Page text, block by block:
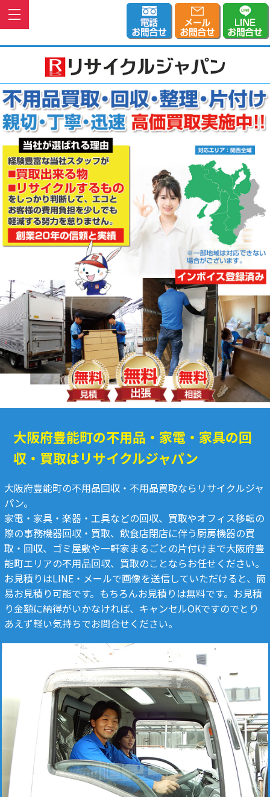
大阪府豊能町の不用品・家電・家具の回
収・買取はリサイクルジャパン
大阪府豊能町の不用品回収・不用品買取ならリサイクルジャ
パン。
家電・家具・楽器・工具などの回収、買取やオフィス移転の
際の事務機器回収・買取、飲食店閉店に伴う厨房機器の買
取・回収、ゴミ屋敷や一軒家まるごとの片付けまで大阪府豊
能町エリアの不用品回収、買取のことならお任せください。
お見積りはLINE・メールで画像を送信していただけると、簡
易お見積り可能です。もちろんお見積りは無料です。お見積
り金額に納得がいかなければ、キャンセルOKですのでとり
あえず軽い気持ちでお問合せください。